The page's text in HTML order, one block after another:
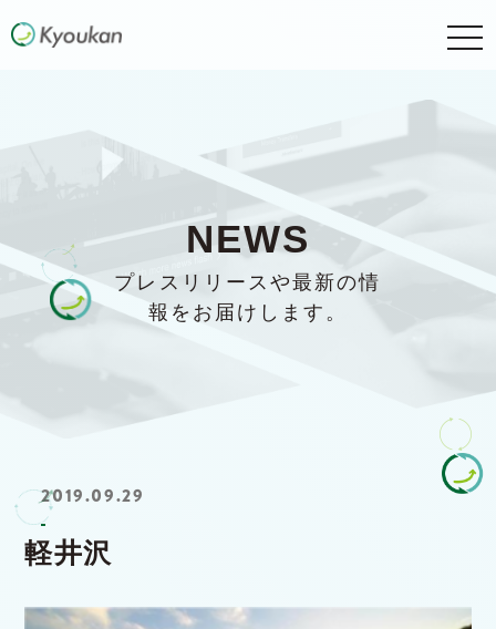
NEWS
プレスリリースや最新の情
報をお届けします。
2019.09.29
軽井沢